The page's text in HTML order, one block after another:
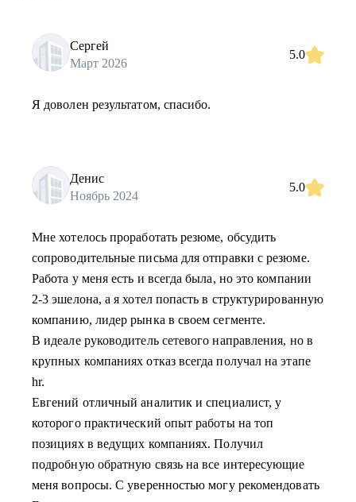
Сергей
Март 2026
5.0
Я доволен результатом, спасибо.
Денис
Ноябрь 2024
5.0
Мне хотелось проработать резюме, обсудить
сопроводительные письма для отправки с резюме.
Работа у меня есть и всегда была, но это компании
2-3 эшелона, а я хотел попасть в структурированную
компанию, лидер рынка в своем сегменте.
В идеале руководитель сетевого направления, но в
крупных компаниях отказ всегда получал на этапе
hr.
Евгений отличный аналитик и специалист, у
которого практический опыт работы на топ
позициях в ведущих компаниях. Получил
подробную обратную связь на все интересующие
меня вопросы. С уверенностью могу рекомендовать